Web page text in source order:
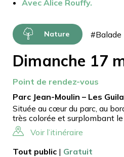
Avec Alice Rouffy.
Nature #Balade
Dimanche 17
Point de rendez-vous
Parc Jean-Moulin – Les
Située au cœur du parc, au
très colorée et surplombant
Voir l’itinéraire
Tout public | Gratuit